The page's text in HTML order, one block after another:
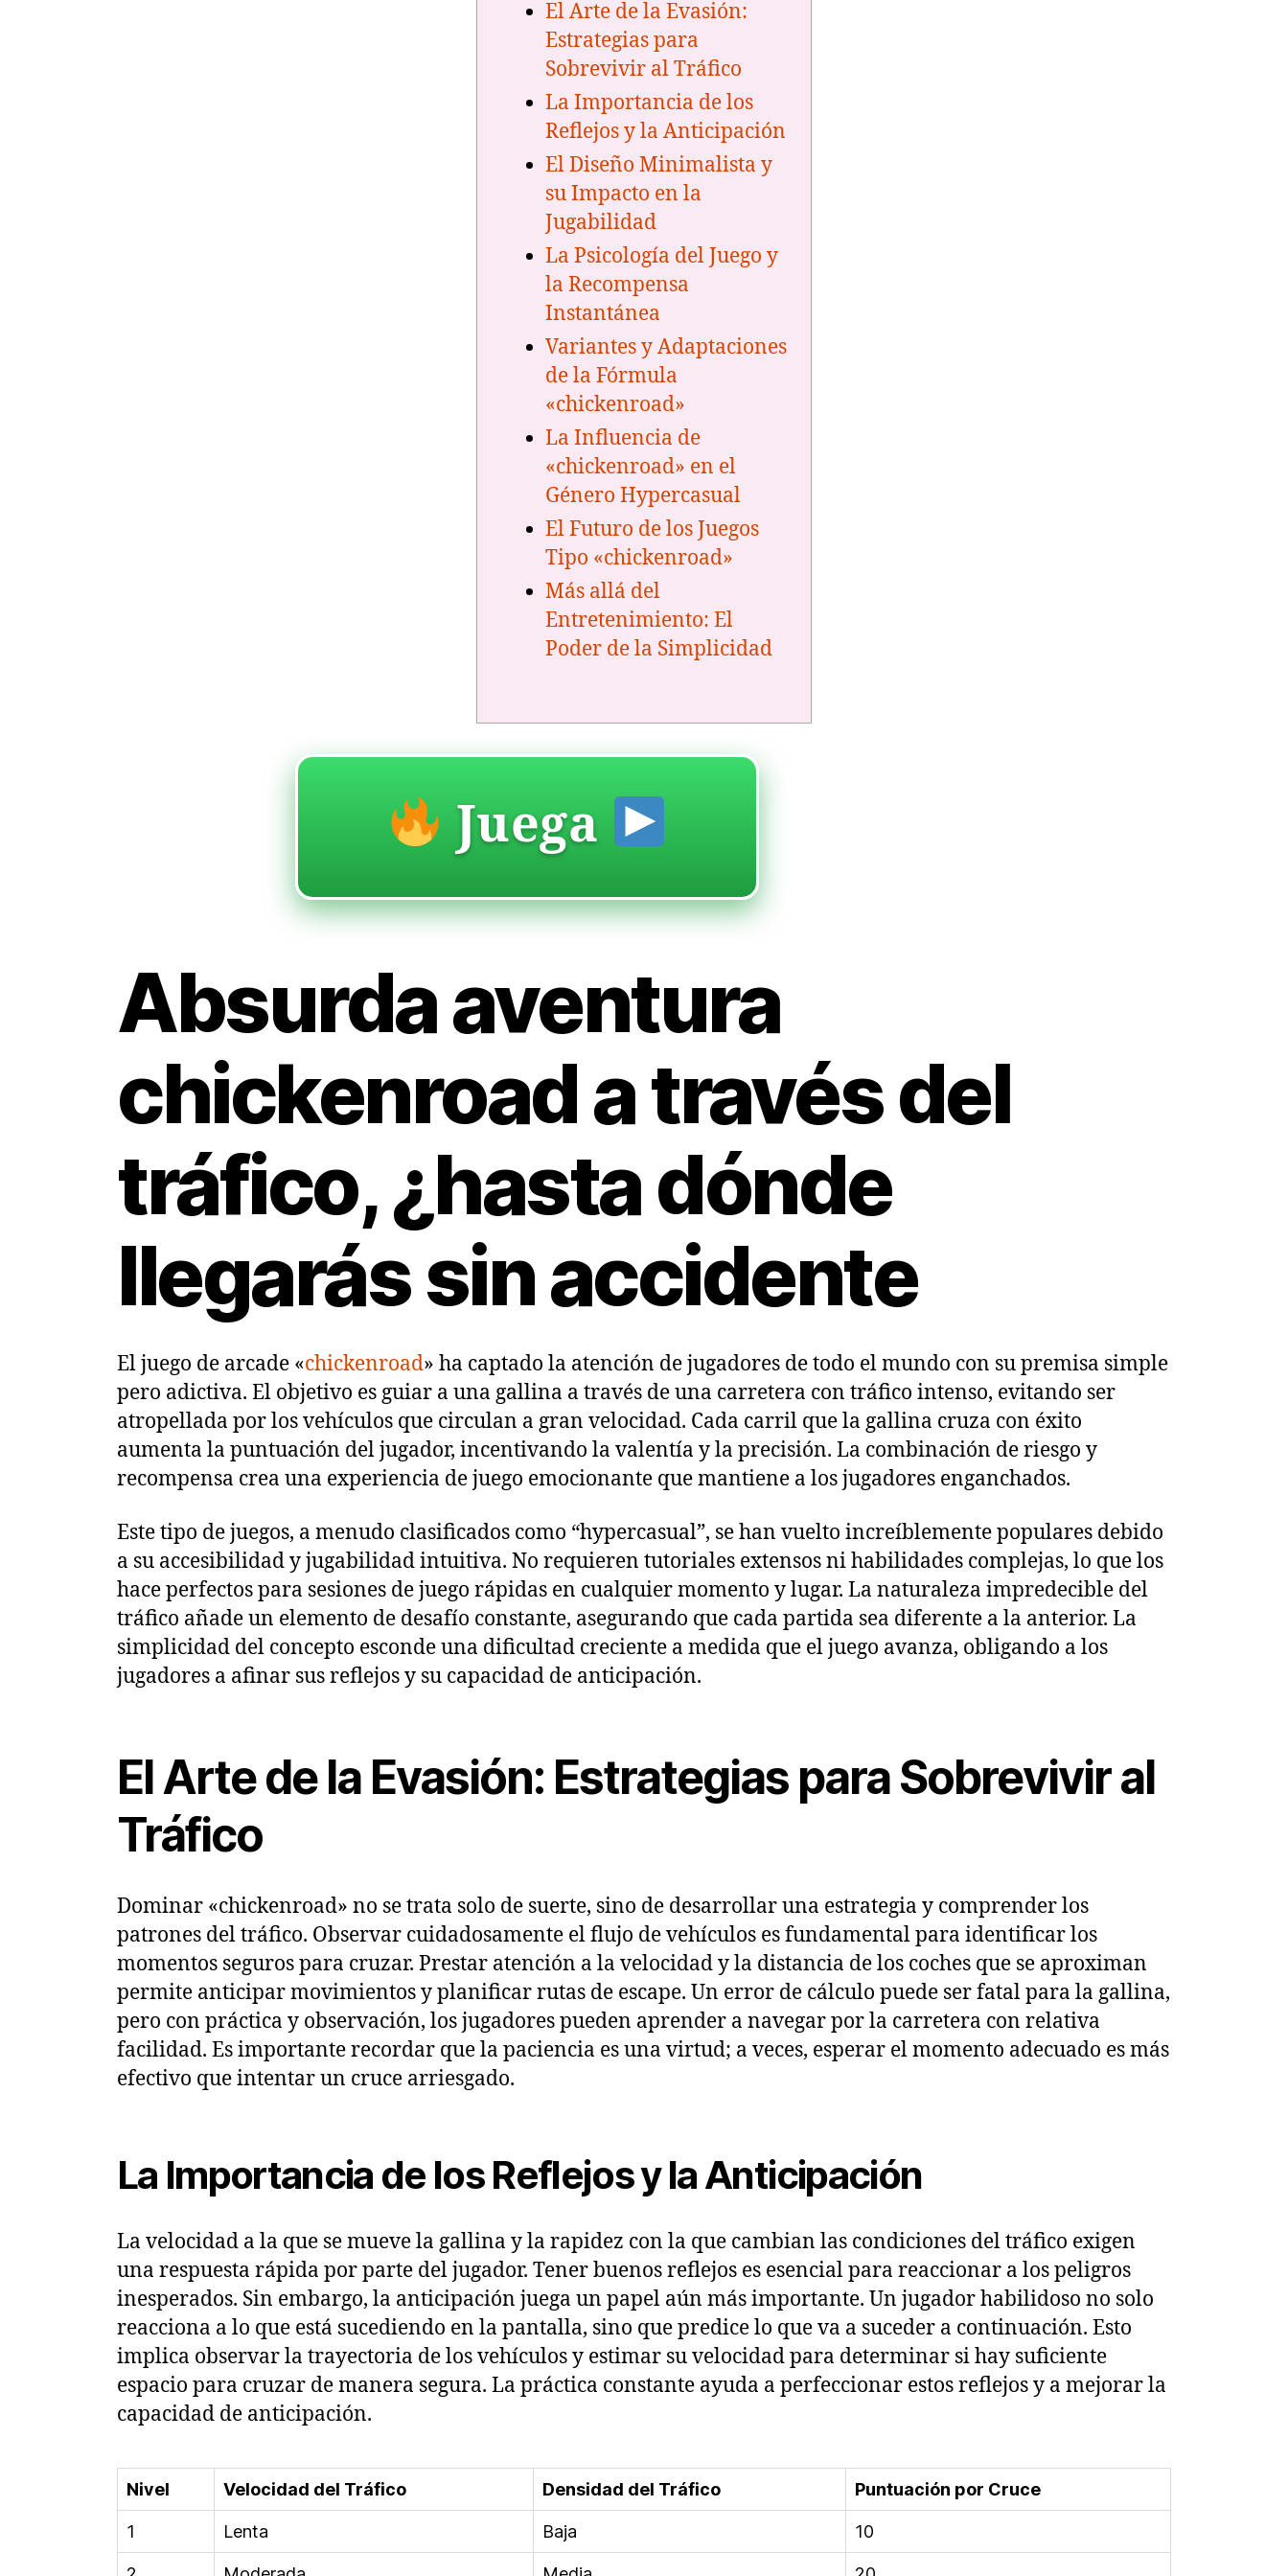
El Arte de la Evasión:
Estrategias para
Sobrevivir al Tráfico
La Importancia de los
Reflejos y la Anticipación
El Diseño Minimalista y
su Impacto en la
Jugabilidad
La Psicología del Juego y
la Recompensa
Instantánea
Variantes y Adaptaciones
de la Fórmula
«chickenroad»
La Influencia de
«chickenroad» en el
Género Hypercasual
El Futuro de los Juegos
Tipo «chickenroad»
Más allá del
Entretenimiento: El
Poder de la Simplicidad
Juega
Absurda aventura
chickenroad a través del
tráfico, ¿hasta dónde
llegarás sin accidente
El juego de arcade «chickenroad» ha captado la atención de jugadores de todo el mundo con su premisa simple
pero adictiva. El objetivo es guiar a una gallina a través de una carretera con tráfico intenso, evitando ser
atropellada por los vehículos que circulan a gran velocidad. Cada carril que la gallina cruza con éxito
aumenta la puntuación del jugador, incentivando la valentía y la precisión. La combinación de riesgo y
recompensa crea una experiencia de juego emocionante que mantiene a los jugadores enganchados.
Este tipo de juegos, a menudo clasificados como “hypercasual”, se han vuelto increíblemente populares debido
a su accesibilidad y jugabilidad intuitiva. No requieren tutoriales extensos ni habilidades complejas, lo que los
hace perfectos para sesiones de juego rápidas en cualquier momento y lugar. La naturaleza impredecible del
tráfico añade un elemento de desafío constante, asegurando que cada partida sea diferente a la anterior. La
simplicidad del concepto esconde una dificultad creciente a medida que el juego avanza, obligando a los
jugadores a afinar sus reflejos y su capacidad de anticipación.
El Arte de la Evasión: Estrategias para Sobrevivir al
Tráfico
Dominar «chickenroad» no se trata solo de suerte, sino de desarrollar una estrategia y comprender los
patrones del tráfico. Observar cuidadosamente el flujo de vehículos es fundamental para identificar los
momentos seguros para cruzar. Prestar atención a la velocidad y la distancia de los coches que se aproximan
permite anticipar movimientos y planificar rutas de escape. Un error de cálculo puede ser fatal para la gallina,
pero con práctica y observación, los jugadores pueden aprender a navegar por la carretera con relativa
facilidad. Es importante recordar que la paciencia es una virtud; a veces, esperar el momento adecuado es más
efectivo que intentar un cruce arriesgado.
La Importancia de los Reflejos y la Anticipación
La velocidad a la que se mueve la gallina y la rapidez con la que cambian las condiciones del tráfico exigen
una respuesta rápida por parte del jugador. Tener buenos reflejos es esencial para reaccionar a los peligros
inesperados. Sin embargo, la anticipación juega un papel aún más importante. Un jugador habilidoso no solo
reacciona a lo que está sucediendo en la pantalla, sino que predice lo que va a suceder a continuación. Esto
implica observar la trayectoria de los vehículos y estimar su velocidad para determinar si hay suficiente
espacio para cruzar de manera segura. La práctica constante ayuda a perfeccionar estos reflejos y a mejorar la
capacidad de anticipación.
Nivel Velocidad del Tráfico Densidad del Tráfico Puntuación por Cruce
1 Lenta Baja 10